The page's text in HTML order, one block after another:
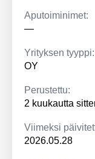
Aputoiminimet:
—
Yrityksen tyyppi:
OY
Perustettu:
2 kuukautta
Viimeksi
2026.05.28